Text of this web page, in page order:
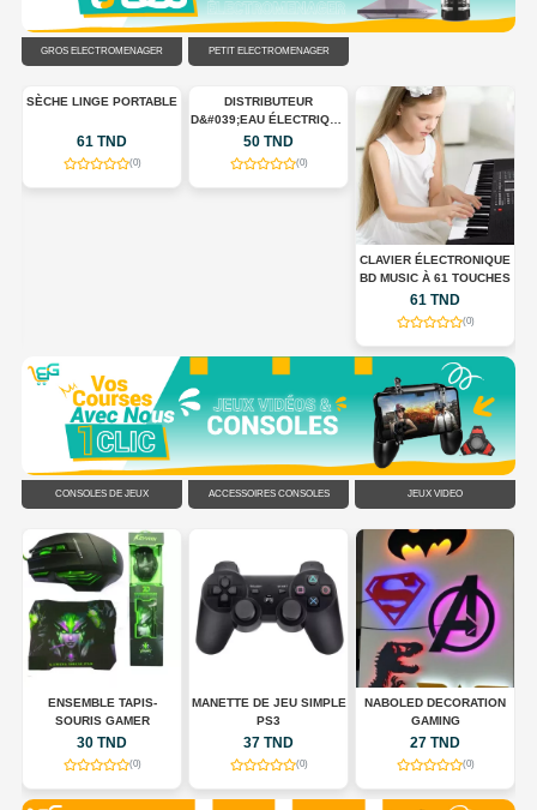
GROS ÉLECTROMÉNAGER PETIT ÉLECTROMÉNAGER
DISTRIBUTEUR
PORTABLE USB
RECHARGEABLE
50 TND
(0)
MINI MACHINE À LAVER
PORTABLE
50 TND
(0)
CONSOLES DE JEUX ACCESSOIRES CONSOLES JEUX VIDÉO
MANETTE DE JEU SIMPLE
PS3
37 TND
(0)
NABOLED DECORATION
GAMING
27 TND
(0)
TABLEAUX
15 TND
(0)